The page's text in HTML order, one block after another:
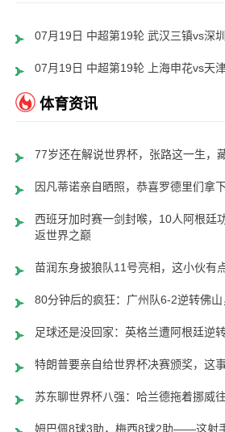
07月19日 中超第19轮 武汉三镇vs深
07月19日 中超第19轮 上海申花vs天
体育资讯
77岁还在解说世界杯，张路这一生，
因凡蒂诺亲自晒照，恭喜罗德里们拿
西班牙加时赛一剑封喉，10人阿根
返世界之巅
苗润东身披狼队11号亮相，这小伙有
80分钟后的疯狂：广州队6-2逆转佛
足球还是没回家：英格兰遭阿根廷逆
特朗普要亲自给世界杯决赛颁奖，这
苏东聊世界杯八强：哈兰德拖着挪威
姆巴佩8球3助，梅西8球2助——这射